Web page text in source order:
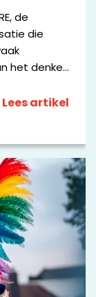
de
die
het denken
,
Lees artikel